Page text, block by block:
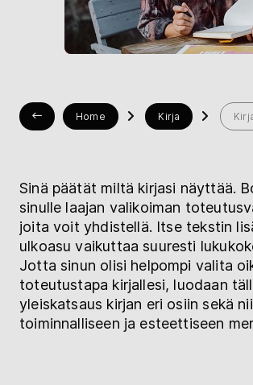
myBoD Uusi kirjaprojekti
Home Kirja
Sinä päätät miltä kirjasi näyttää.
sinulle laajan valikoiman
joita voit yhdistellä. Itse tekstin
ulkoasu vaikuttaa suuresti
Jotta sinun olisi helpompi valita
toteutustapa kirjallesi, luodaan
yleiskatsaus kirjan eri osiin sekä
toiminnalliseen ja esteettiseen